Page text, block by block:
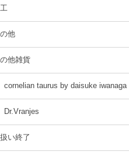
他
他雑貨
cornelian taurus by daisuke iwanaga
Dr.Vranjes
い終了